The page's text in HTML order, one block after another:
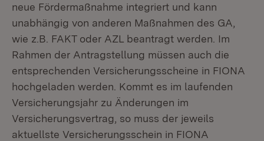
neue Fördermaßnahme integriert und kann
unabhängig von anderen Maßnahmen des GA,
wie z.B. FAKT oder AZL beantragt werden. Im
Rahmen der Antragstellung müssen auch die
entsprechenden Versicherungsscheine in FIONA
hochgeladen werden. Kommt es im laufenden
Versicherungsjahr zu Änderungen im
Versicherungsvertrag, so muss der jeweils
aktuellste Versicherungsschein in FIONA